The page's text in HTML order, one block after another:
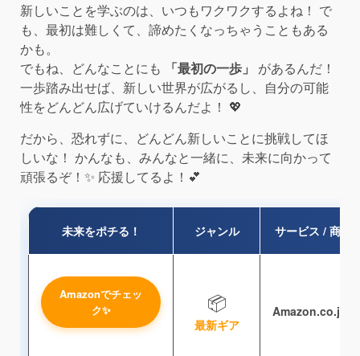
新しいことを学ぶのは、いつもワクワクするよね！ で
も、最初は難しくて、諦めたくなっちゃうこともある
かも。
でもね、どんなことにも
「最初の一歩」
があるんだ！
一歩踏み出せば、新しい世界が広がるし、自分の可能
性をどんどん広げていけるんだよ！ 💖
だから、恐れずに、どんどん新しいことに挑戦してほ
しいな！ かんなも、みんなと一緒に、未来に向かって
頑張るぞ！✨ 応援してるよ！💕
未来をポチる！ ジャンル サービス / 商品
Amazonでチェッ
ク✨
📦
最新ギア
Amazon.co.jp